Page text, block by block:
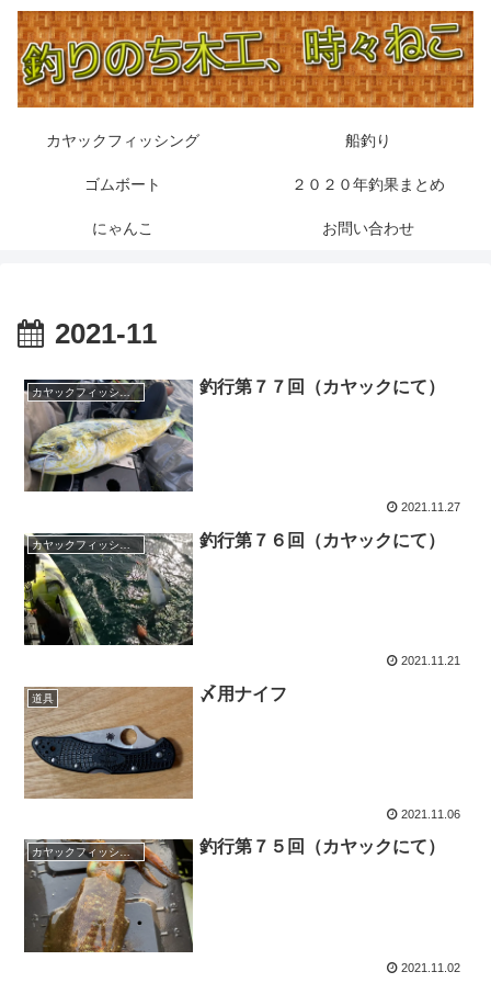
カヤックフィッシング 船釣り
ゴムボート ２０２０年釣果まとめ
にゃんこ お問い合わせ
2021-11
釣行第７７回（カヤックにて）
2021.11.27
カヤックフィッシング 釣行第７６回（カヤックにて）
2021.11.21
道具 〆用ナイフ
2021.11.06
カヤックフィッシング 釣行第７５回（カヤックにて）
2021.11.02